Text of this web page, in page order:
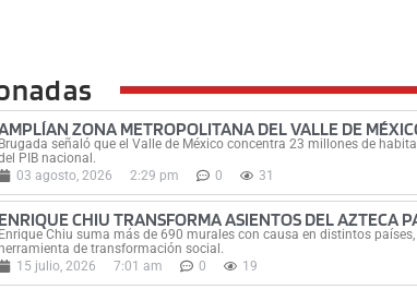
ZONA METROPOLITANA DEL VALLE DE
Brugada señaló que el Valle de México concentra 23 millones de
PIB nacional.
03 agosto, 2026
2:29 pm 0 31
ENRIQUE CHIU TRANSFORMA ASIENTOS DEL AZTECA
Enrique Chiu suma más de 690 murales con causa en distintos
herramienta de transformación social.
15 julio, 2026
7:01 am 0 19